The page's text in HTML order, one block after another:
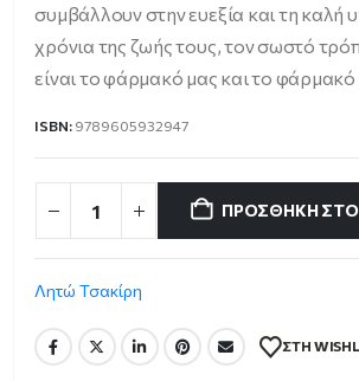
συμβάλλουν στην ευεξία και τη καλή
χρόνια της ζωής τους, τον σωστό
είναι το φάρμακό μας και το φάρμακό
ISBN: 9789605932947
ΠΡΟΣΘΉΚΗ ΣΤΟ
Λητώ Τσακίρη
ΣΤΗ